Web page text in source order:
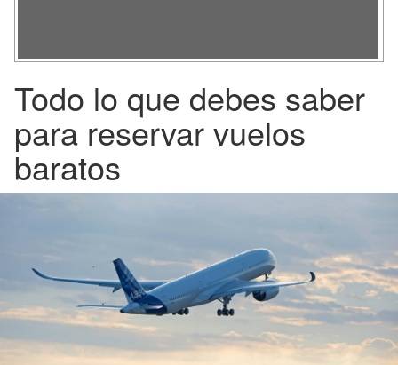
Todo lo que debes saber
para reservar vuelos
baratos